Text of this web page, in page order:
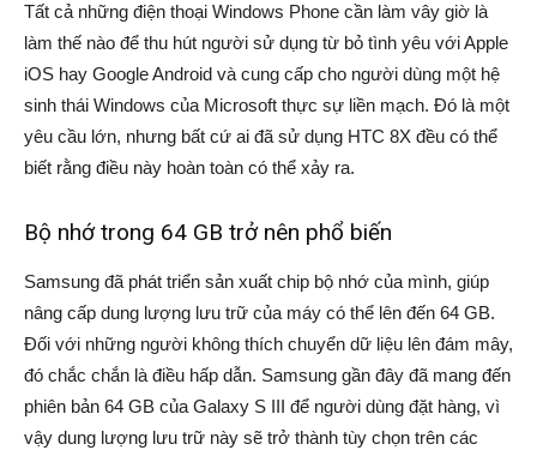
Tất cả những điện thoại Windows Phone cần làm vây giờ là
làm thế nào để thu hút người sử dụng từ bỏ tình yêu với Apple
iOS hay Google Android và cung cấp cho người dùng một hệ
sinh thái Windows của Microsoft thực sự liền mạch. Đó là một
yêu cầu lớn, nhưng bất cứ ai đã sử dụng HTC 8X đều có thể
biết rằng điều này hoàn toàn có thể xảy ra.
Bộ nhớ trong 64 GB trở nên phổ biến
Samsung đã phát triển sản xuất chip bộ nhớ của mình, giúp
nâng cấp dung lượng lưu trữ của máy có thể lên đến 64 GB.
Đối với những người không thích chuyển dữ liệu lên đám mây,
đó chắc chắn là điều hấp dẫn. Samsung gần đây đã mang đến
phiên bản 64 GB của Galaxy S III để người dùng đặt hàng, vì
vậy dung lượng lưu trữ này sẽ trở thành tùy chọn trên các